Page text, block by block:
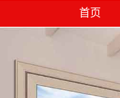
首页